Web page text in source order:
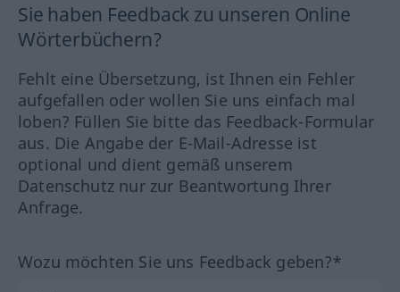
Sie haben Feedback zu unseren Online
Wörterbüchern?
Fehlt eine Übersetzung, ist Ihnen ein Fehler
aufgefallen oder wollen Sie uns einfach mal
loben? Füllen Sie bitte das Feedback-Formular
aus. Die Angabe der E-Mail-Adresse ist
optional und dient gemäß unserem
Datenschutz nur zur Beantwortung Ihrer
Anfrage.
Wozu möchten Sie uns Feedback geben?*